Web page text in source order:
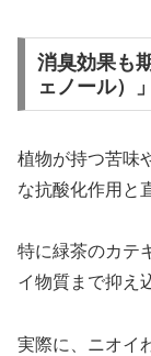
消臭効果も
ェノール）」
植物が持つ苦味
な抗酸化作用と
特に緑茶のカテ
イ物質まで抑え
実際に、ニオイ